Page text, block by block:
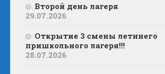
Второй день лагеря
29.07.2026
Открытие 3 смены летннего
пришкольного лагеря!!!
28.07.2026